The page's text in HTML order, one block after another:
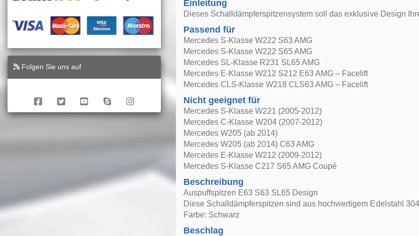
Folgen Sie uns auf
Einleitung
Dieses Schalldämpferspitzensystem soll das exklusive Design
Passend für
Mercedes S-Klasse W222 S63 AMG
Mercedes S-Klasse W222 S65 AMG
Mercedes SL-Klasse R231 SL65 AMG
Mercedes E-Klasse W212 S212 E63 AMG – Facelift
Mercedes CLS-Klasse W218 CLS63 AMG – Facelift
Nicht geeignet für
Mercedes S-Klasse W221 (2005-2012)
Mercedes C-Klasse W204 (2007-2012)
Mercedes W205 (ab 2014)
Mercedes W205 (ab 2014) C63 AMG
Mercedes E-Klasse W212 (2009-2012)
Mercedes S-Klasse C217 S65 AMG Coupé
Beschreibung
Auspuffspitzen E63 S63 SL65 Design
Diese Schalldämpferspitzen sind aus hochwertigem Edelstahl
Farbe: Schwarz
Beschlag